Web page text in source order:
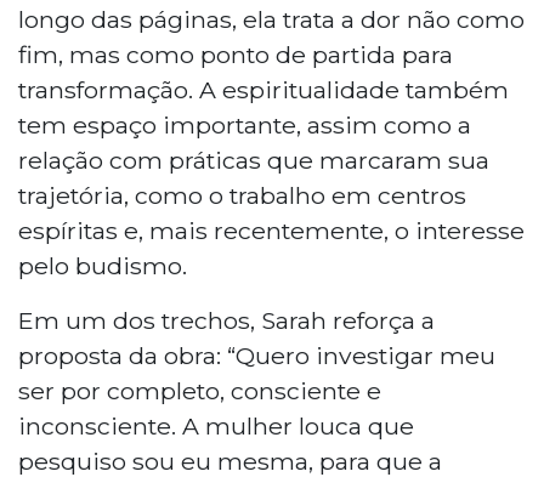
longo das páginas, ela trata a dor não como
fim, mas como ponto de partida para
transformação. A espiritualidade também
tem espaço importante, assim como a
relação com práticas que marcaram sua
trajetória, como o trabalho em centros
espíritas e, mais recentemente, o interesse
pelo budismo.
Em um dos trechos, Sarah reforça a
proposta da obra: “Quero investigar meu
ser por completo, consciente e
inconsciente. A mulher louca que
pesquiso sou eu mesma, para que a